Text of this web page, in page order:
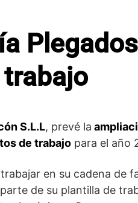
S.L.L, prevé la
de trabajo para el año
en su cadena de
de su plantilla de